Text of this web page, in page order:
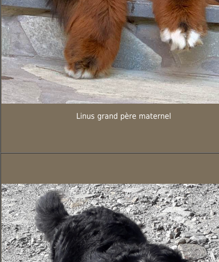
Linus grand père maternel